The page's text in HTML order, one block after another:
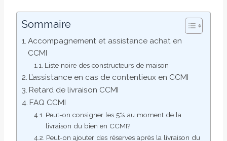
Sommaire
Accompagnement et assistance achat en
CCMI
Liste noire des constructeurs de maison
L’assistance en cas de contentieux en CCMI
Retard de livraison CCMI
FAQ CCMI
Peut-on consigner les 5% au moment de la
livraison du bien en CCMI?
Peut-on ajouter des réserves après la livraison du